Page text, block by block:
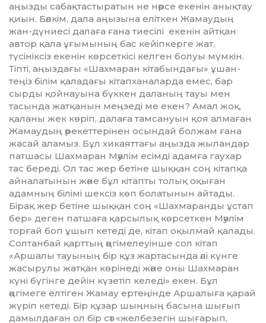
аңызды сабақтастыратын не нәрсе екенін анықтау
қиын. Бәлкім, дала аңызына еліт­кен Жамаудың
жан-дүниесі далаға ғана тиесілі екенін айтқан
автор қала ұғымы­ның бас кейіпкерге жат,
түсініксіз екенін көр­сет­кісі келген болуы мүмкін.
Тіпті, аңыз­­да­ғы «Шахмаран кітабындағы» ұшан-
теңіз білім қаладағы кітапханаларда емес, бар
сырды қойнауына бүккен даланың тауы мен
тасында жатқанын меңзеді ме екен? Амал жоқ,
қаланы жек көріп, далаға тамсануын қоя алмаған
Жамаудың әре­кетте­рінен осындай болжам ғана
жасай аламыз. Бұл хикаяттағы аңызда жыландар
патшасы Шахмаран Мәулім есімді адамға гаухар
тас береді. Ол тас жер бетіне шыққан соң кітапқа
айналатынын және бұл кітапты толық оқыған
адамның білімі шексіз көп болатынын айтады.
Бірақ жер бетіне шық­қан соң «Шахмаранды ұстап
бер» де­ген патшаға қарсылық көрсеткен Мәулім
торғай боп ұшып кетеді де, кітап оқылмай қалады.
Солтанбай қарттың әңгімелеуінше сол кітап
«Аршалы тауының бір құз жартасында әлі күнге
жасырулы жатқан көрінеді және оны Шахмаран
күні бүгінге дейін күзетіп келеді» екен. Бұл
әңгімеге елтіген Жамау ертеңінде Аршалыға қарай
жүріп кетеді. Бір құзар шыңның басына шығып
дамылдаған ол бір сәт «желбезегін шығарып,